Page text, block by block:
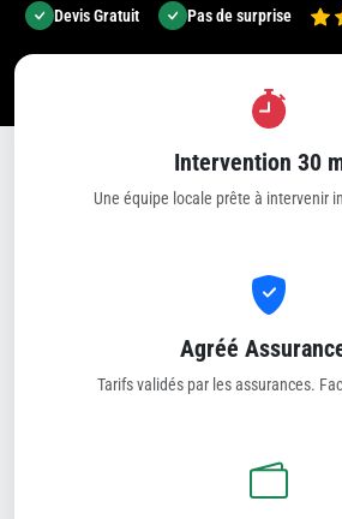
Devis Gratuit Pas de surprise
Intervention 30
Une équipe locale prête à intervenir
Agréé
Tarifs validés par les assurances.